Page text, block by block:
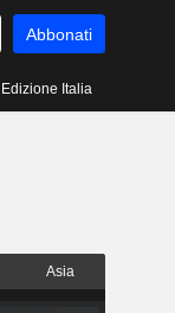
Abbonati
Edizione Italia
Asia